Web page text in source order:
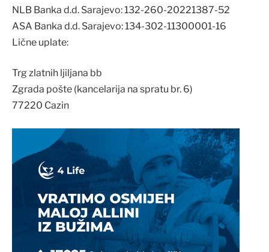
NLB Banka d.d. Sarajevo: 132-260-20221387-52
ASA Banka d.d. Sarajevo: 134-302-11300001-16
Lične uplate:
Trg zlatnih ljiljana bb
Zgrada pošte (kancelarija na spratu br. 6)
77220 Cazin